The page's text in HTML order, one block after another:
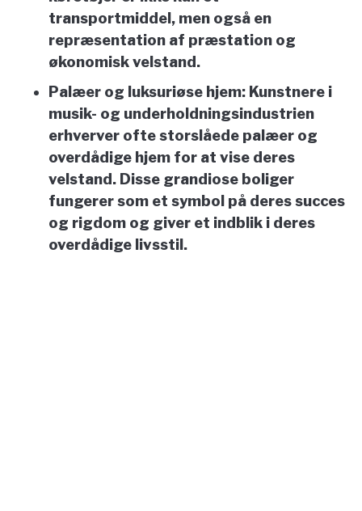
transportmiddel, men også en
repræsentation af præstation og
økonomisk velstand.
Palæer og luksuriøse hjem: Kunstnere i
musik- og underholdningsindustrien
erhverver ofte storslåede palæer og
overdådige hjem for at vise deres
velstand. Disse grandiose boliger
fungerer som et symbol på deres succes
og rigdom og giver et indblik i deres
overdådige livsstil.